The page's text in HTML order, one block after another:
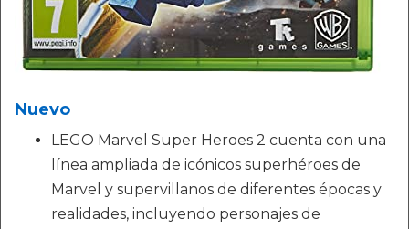
Nuevo
LEGO Marvel Super Heroes 2 cuenta con una
línea ampliada de icónicos superhéroes de
Marvel y supervillanos de diferentes épocas y
realidades, incluyendo personajes de